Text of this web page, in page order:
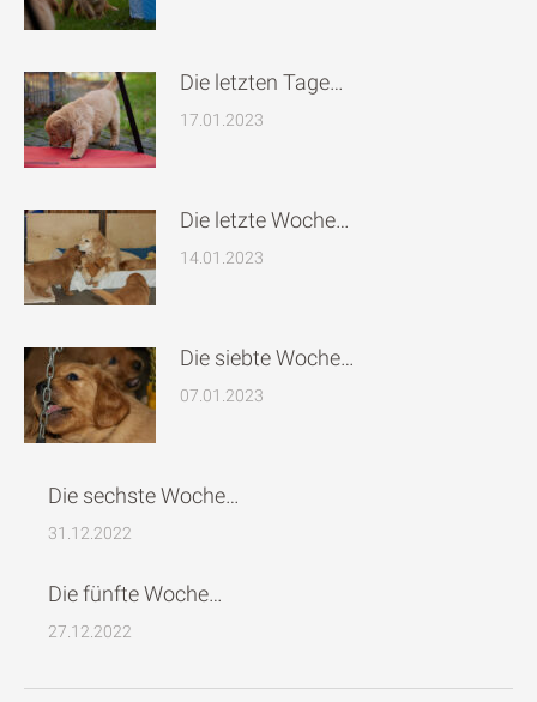
Die letzten Tage…
17.01.2023
Die letzte Woche…
14.01.2023
Die siebte Woche…
07.01.2023
Die sechste Woche…
31.12.2022
Die fünfte Woche…
27.12.2022